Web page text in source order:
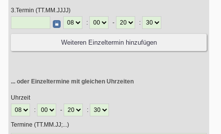
3.Termin (TT.MM.JJJJ)
:
- :
... oder Einzeltermine mit gleichen Uhrzeiten
Uhrzeit
:
- :
Termine (TT.MM.JJ;...)